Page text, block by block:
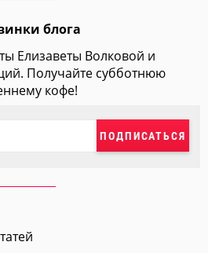
блога
Елизаветы Волковой и
Получайте субботнюю
кофе!
ПОДПИСАТЬСЯ